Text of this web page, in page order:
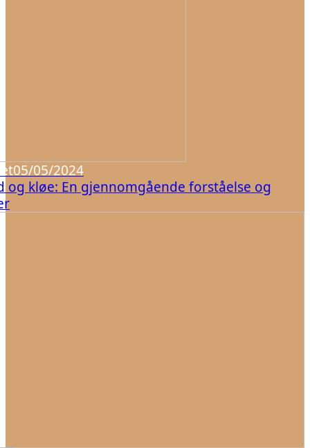
05/05/2024
og kløe: En gjennomgående forståelse og